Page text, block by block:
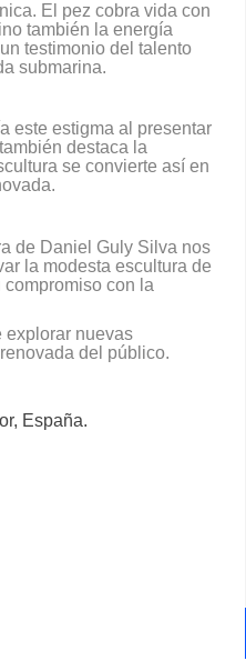
El pez cobra vida con
también la energía
testimonio del talento
submarina.
este estigma al presentar
destaca la
se convierte así en
de Daniel Guly Silva nos
la modesta escultura de
con la
explorar nuevas
del público.
España.